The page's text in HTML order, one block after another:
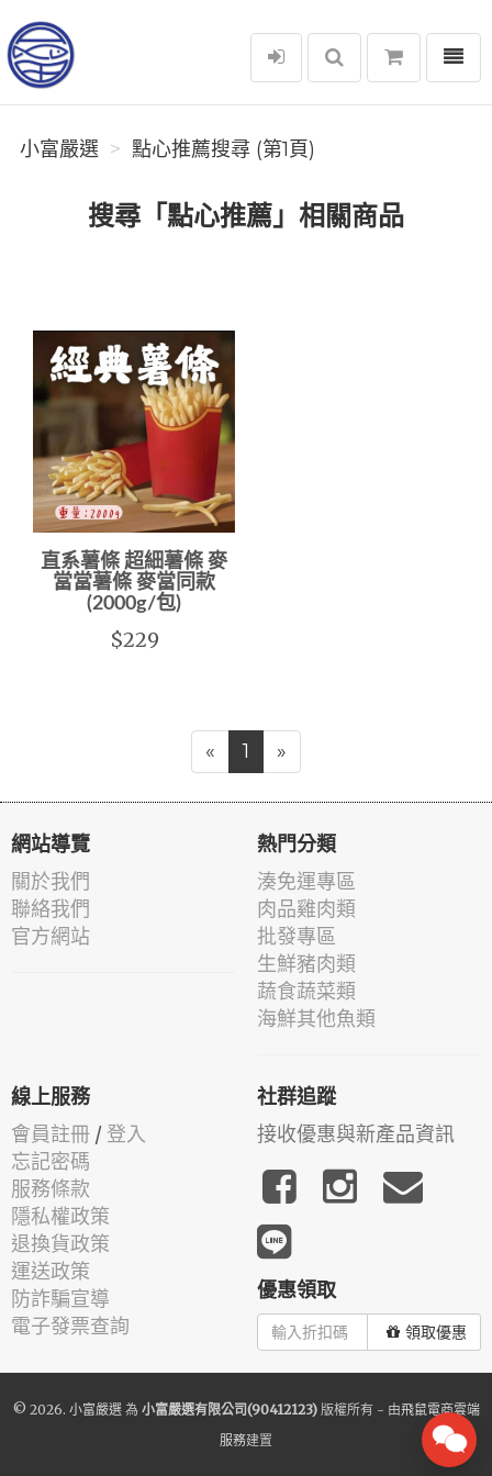
小富嚴選
選單
小富嚴選 點心推薦搜尋 (第1頁)
搜尋「點心推薦」相關商品
直系薯條 超細薯條 麥
當當薯條 麥當同款
(2000g/包)
$229
« 1 »
網站導覽
關於我們
聯絡我們
官方網站
熱門分類
湊免運專區
肉品雞肉類
批發專區
生鮮豬肉類
蔬食蔬菜類
海鮮其他魚類
線上服務
會員註冊 / 登入
忘記密碼
服務條款
隱私權政策
退換貨政策
運送政策
防詐騙宣導
電子發票查詢
社群追蹤
接收優惠與新產品資訊
優惠領取
領取優惠
© 2026. 小富嚴選為 小富嚴選有限公司(90412123)版權所有 - 由飛鼠電商雲端
服務建置